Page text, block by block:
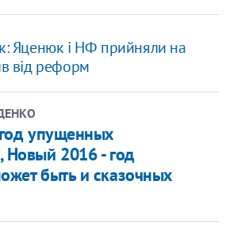
Яценюк і НФ прийняли на
від реформ
упущенных
Новый 2016 - год
быть и сказочных